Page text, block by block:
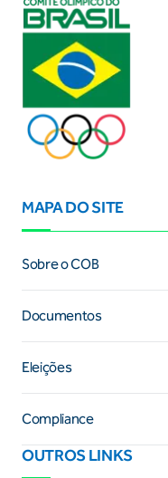
MAPA DO SITE
Sobre o COB
Documentos
Eleições
Compliance
OUTROS LINKS